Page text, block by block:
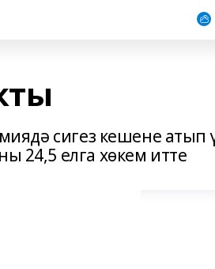
сигез кешене атып
24,5 елга хөкем итте